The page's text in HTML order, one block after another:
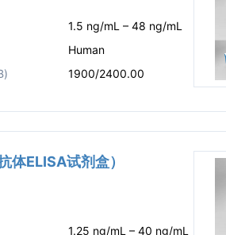
1.5 ng/mL – 48 ng/mL
Human
1900/2400.00
ELISA试剂盒）
1.25 ng/mL – 40 ng/mL